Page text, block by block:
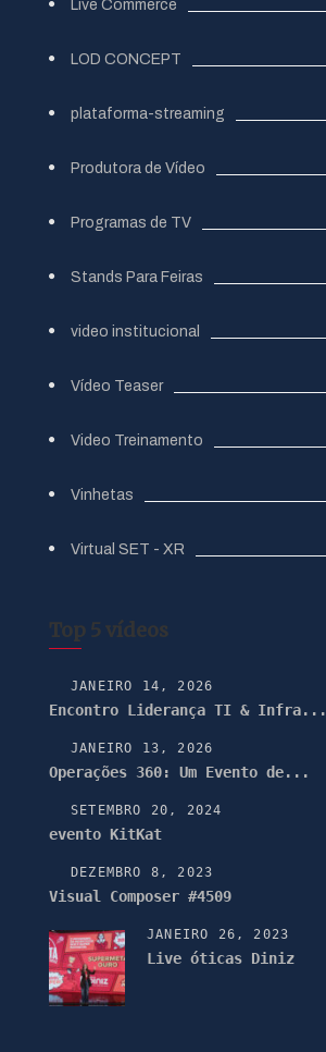
Live Commerce
LOD CONCEPT
plataforma-streaming
Produtora de Vídeo
Programas de TV
Stands Para Feiras
video institucional
Vídeo Teaser
Video Treinamento
Vinhetas
Virtual SET - XR
Top 5 vídeos
JANEIRO 14, 2026
Encontro Liderança TI & Infra...
JANEIRO 13, 2026
Operações 360: Um Evento de...
SETEMBRO 20, 2024
evento KitKat
DEZEMBRO 8, 2023
Visual Composer #4509
JANEIRO 26, 2023
Live óticas Diniz